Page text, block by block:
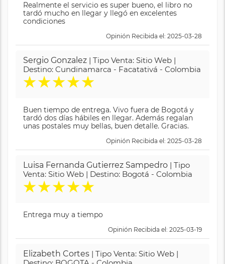
Realmente el servicio es super bueno, el libro no
tardó mucho en llegar y llegó en excelentes
condiciones
Opinión Recibida el: 2025-03-28
Sergio Gonzalez | Tipo Venta: Sitio Web |
Destino: Cundinamarca - Facatativá - Colombia
★★★★★
Buen tiempo de entrega. Vivo fuera de Bogotá y
tardó dos días hábiles en llegar. Además regalan
unas postales muy bellas, buen detalle. Gracias.
Opinión Recibida el: 2025-03-28
Luisa Fernanda Gutierrez Sampedro | Tipo
Venta: Sitio Web | Destino: Bogotá - Colombia
★★★★★
Entrega muy a tiempo
Opinión Recibida el: 2025-03-19
Elizabeth Cortes | Tipo Venta: Sitio Web |